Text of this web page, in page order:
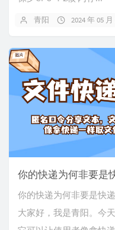
青阳 2024 年 05 月
你的快递为何非要是
你的快递为何非要是快
大家好，我是青阳。今